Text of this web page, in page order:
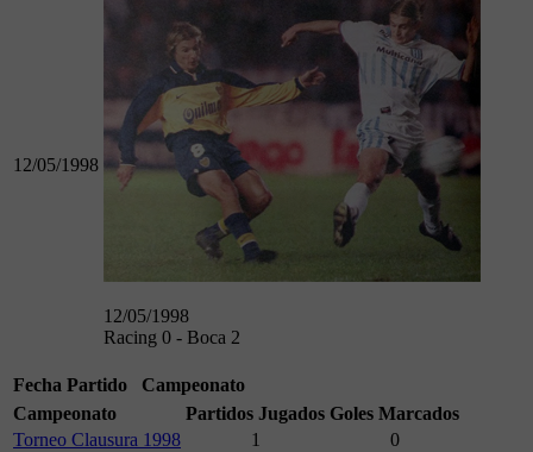
12/05/1998
12/05/1998
Racing 0 - Boca 2
Fecha Partido
Campeonato
Campeonato
Partidos Jugados Goles Marcados
Torneo Clausura 1998
1
0